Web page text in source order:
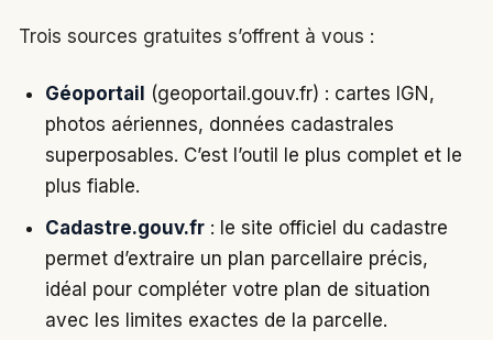
Trois sources gratuites s’offrent à vous :
Géoportail
(geoportail.gouv.fr) : cartes IGN,
photos aériennes, données cadastrales
superposables. C’est l’outil le plus complet et le
plus fiable.
Cadastre.gouv.fr: le site officiel du cadastre
permet d’extraire un plan parcellaire précis,
idéal pour compléter votre plan de situation
avec les limites exactes de la parcelle.